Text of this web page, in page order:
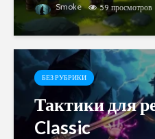
Smoke 59 просмотров
БЕЗ РУБРИКИ
Тактики для
Classic